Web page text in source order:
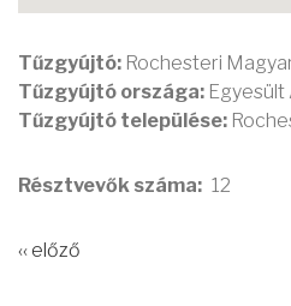
Tűzgyújtó: Rochesteri
Tűzgyújtó országa: Egyesült
Tűzgyújtó települése:
Résztvevők száma 12
‹‹ előző